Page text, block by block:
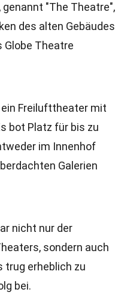
"The Theatre",
des alten Gebäudes
Globe Theatre
Freilufttheater mit
bot Platz für bis zu
im Innenhof
Galerien
nicht nur der
sondern auch
trug erheblich zu
bei.